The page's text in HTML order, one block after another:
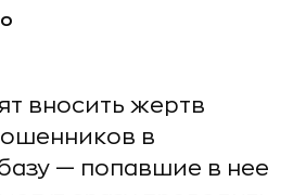
вносить жертв
в
— попавшие в нее